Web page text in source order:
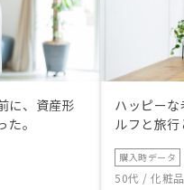
に、資産形
。
ハッピー
ルフと旅
購入時データ
50代 / 化粧